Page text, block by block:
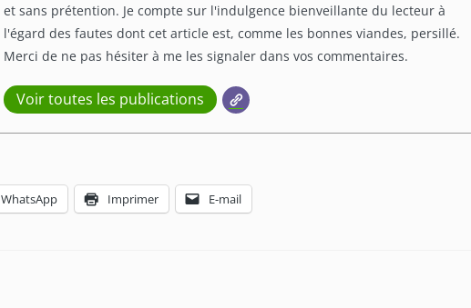
et sans prétention. Je compte sur l'indulgence bienveillante du lecteur à
l'égard des fautes dont cet article est, comme les bonnes viandes, persillé.
Merci de ne pas hésiter à me les signaler dans vos commentaires.
Voir toutes les publications
WhatsApp Imprimer E-mail